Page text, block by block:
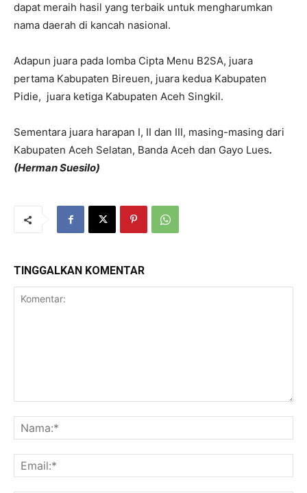
dapat meraih hasil yang terbaik untuk mengharumkan
nama daerah di kancah nasional.
Adapun juara pada lomba Cipta Menu B2SA, juara
pertama Kabupaten Bireuen, juara kedua Kabupaten
Pidie, juara ketiga Kabupaten Aceh Singkil.
Sementara juara harapan I, II dan III, masing-masing dari
Kabupaten Aceh Selatan, Banda Aceh dan Gayo Lues.
(Herman Suesilo)
TINGGALKAN KOMENTAR